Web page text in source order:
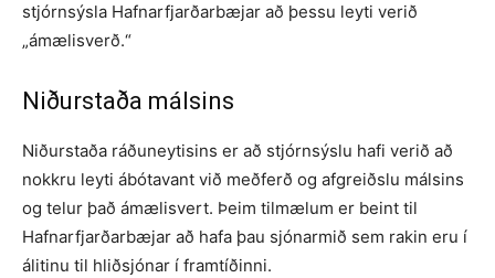
stjórnsýsla Hafnar­fjarðarbæjar að þessu leyti verið
„ámælis­verð.“
Niðurstaða málsins
Niðurstaða ráðuneytisins er að stjórnsýslu hafi verið að
nokkru leyti ábótavant við meðferð og afgreiðslu málsins
og telur það ámælisvert. Þeim tilmælum er beint til
Hafnarfjarðarbæjar að hafa þau sjónarmið sem rakin eru í
álitinu til hliðsjónar í framtíðinni.